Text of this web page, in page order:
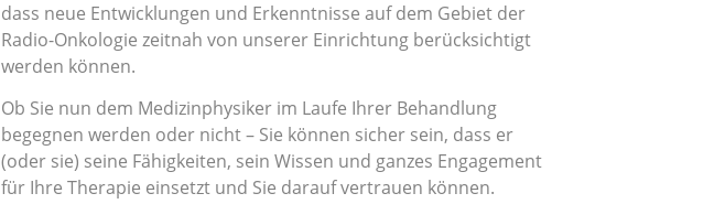
dass neue Entwicklungen und Erkenntnisse auf dem Gebiet der
Radio-Onkologie zeitnah von unserer Einrichtung berücksichtigt
werden können.
Ob Sie nun dem Medizinphysiker im Laufe Ihrer Behandlung
begegnen werden oder nicht – Sie können sicher sein, dass er
(oder sie) seine Fähigkeiten, sein Wissen und ganzes Engagement
für Ihre Therapie einsetzt und Sie darauf vertrauen können.